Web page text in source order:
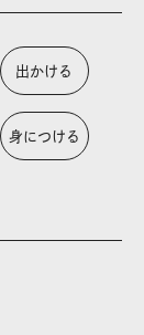
出かける
身につける